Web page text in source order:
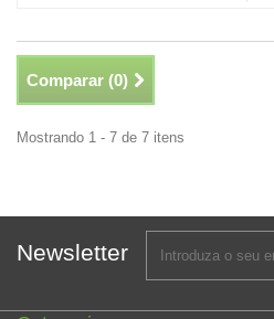
Comparar (0)
Mostrando 1 - 7 de 7 itens
Newsletter